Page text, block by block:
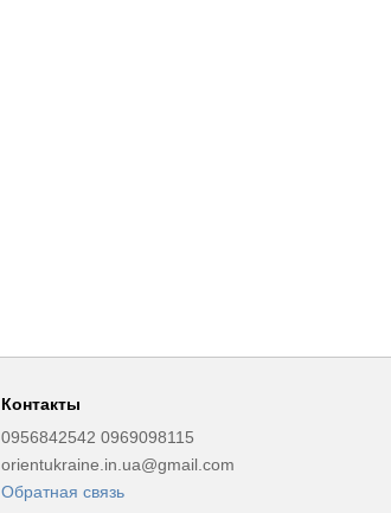
Контакты
0956842542 0969098115
orientukraine.in.ua@gmail.com
Обратная связь